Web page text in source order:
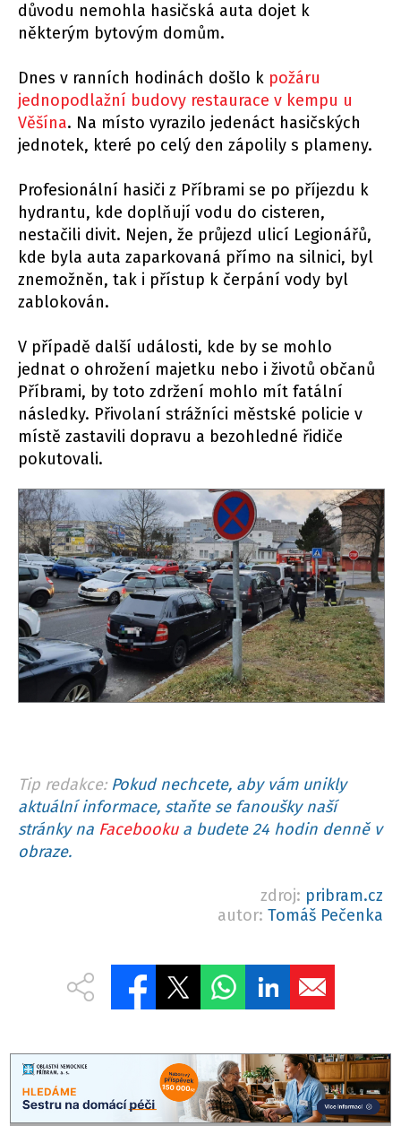
důvodu nemohla hasičská auta dojet k
některým bytovým domům.
Dnes v ranních hodinách došlo k požáru
jednopodlažní budovy restaurace v kempu u
Věšína. Na místo vyrazilo jedenáct hasičských
jednotek, které po celý den zápolily s plameny.
Profesionální hasiči z Příbrami se po příjezdu k
hydrantu, kde doplňují vodu do cisteren,
nestačili divit. Nejen, že průjezd ulicí Legionářů,
kde byla auta zaparkovaná přímo na silnici, byl
znemožněn, tak i přístup k čerpání vody byl
zablokován.
V případě další události, kde by se mohlo
jednat o ohrožení majetku nebo i životů občanů
Příbrami, by toto zdržení mohlo mít fatální
následky. Přivolaní strážníci městské policie v
místě zastavili dopravu a bezohledné řidiče
pokutovali.
Tip redakce: Pokud nechcete, aby vám unikly
aktuální informace, staňte se fanoušky naší
stránky na Facebookua budete 24 hodin denně v
obraze.
zdroj: pribram.cz
autor: Tomáš Pečenka